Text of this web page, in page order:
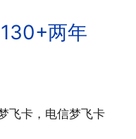
两年
飞卡，电信梦飞卡